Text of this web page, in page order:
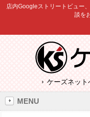
店内Googleストリートビュー
談を
ケーズネッ
MENU